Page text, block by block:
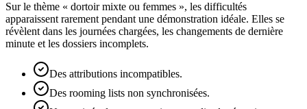
Sur le thème « dortoir mixte ou femmes », les difficultés
apparaissent rarement pendant une démonstration idéale. Elles se
révèlent dans les journées chargées, les changements de dernière
minute et les dossiers incomplets.
Des attributions incompatibles.
Des rooming lists non synchronisées.